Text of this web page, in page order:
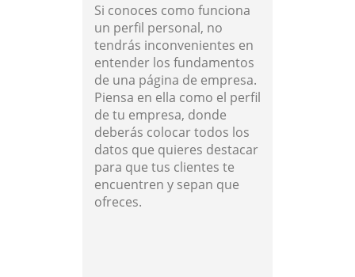
Si conoces como funciona
un perfil personal, no
tendrás inconvenientes en
entender los fundamentos
de una página de empresa.
Piensa en ella como el perfil
de tu empresa, donde
deberás colocar todos los
datos que quieres destacar
para que tus clientes te
encuentren y sepan que
ofreces.